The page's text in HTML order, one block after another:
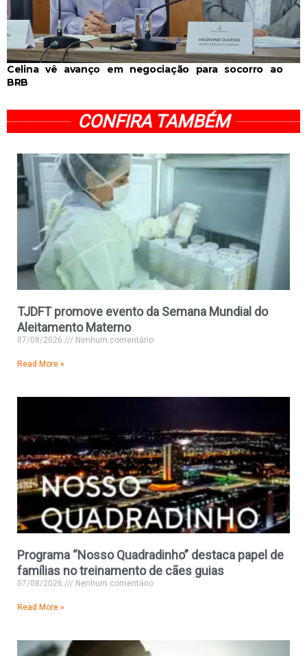
Celina vê avanço em negociação para socorro ao
BRB
CONFIRA TAMBÉM
TJDFT promove evento da Semana Mundial do
Aleitamento Materno
07/08/2026 Nenhum comentário
Read More »
Programa “Nosso Quadradinho” destaca papel de
famílias no treinamento de cães guias
07/08/2026 Nenhum comentário
Read More »